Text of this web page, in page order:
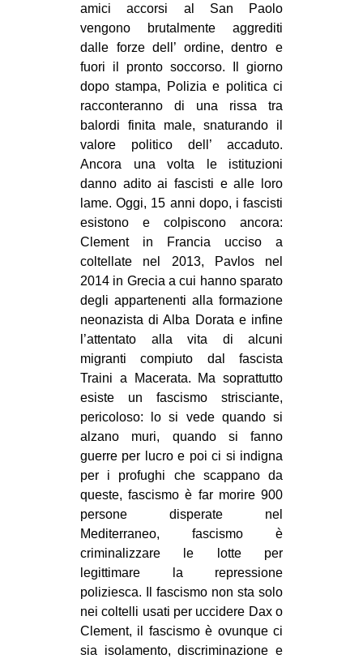
INTERNAZIONALE
AFRICA
AMERICHE
ESTREMO ORIENTE
EUROPA
MEDIO ORIENTE
MONDO
EVENTI
in
Fb
tw
bsky
ms
SEARCH
amici accorsi al San Paolo
vengono brutalmente aggrediti
dalle forze dell’ ordine, dentro e
fuori il pronto soccorso. Il giorno
dopo stampa, Polizia e politica ci
racconteranno di una rissa tra
balordi finita male, snaturando il
valore politico dell’ accaduto.
Ancora una volta le istituzioni
danno adito ai fascisti e alle loro
lame. Oggi, 15 anni dopo, i fascisti
esistono e colpiscono ancora:
Clement in Francia ucciso a
coltellate nel 2013, Pavlos nel
2014 in Grecia a cui hanno sparato
degli appartenenti alla formazione
neonazista di Alba Dorata e infine
l’attentato alla vita di alcuni
migranti compiuto dal fascista
Traini a Macerata. Ma soprattutto
esiste un fascismo strisciante,
pericoloso: lo si vede quando si
alzano muri, quando si fanno
guerre per lucro e poi ci si indigna
per i profughi che scappano da
queste, fascismo è far morire 900
persone disperate nel
Mediterraneo, fascismo è
criminalizzare le lotte per
legittimare la repressione
poliziesca. Il fascismo non sta solo
nei coltelli usati per uccidere Dax o
Clement, il fascismo è ovunque ci
sia isolamento, discriminazione e